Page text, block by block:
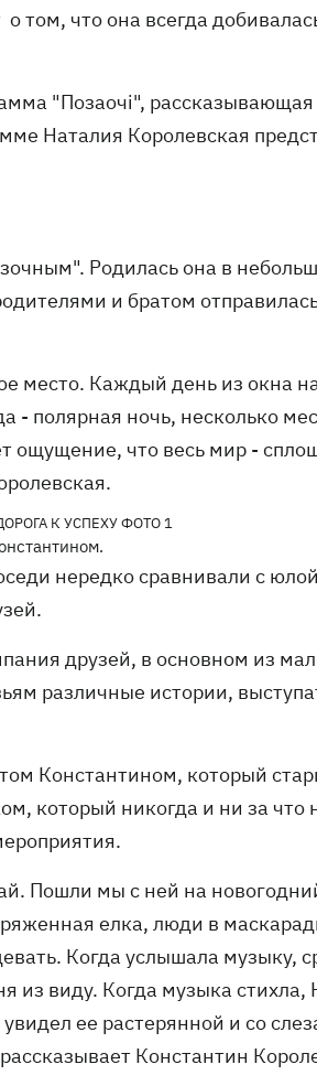
том, что она всегда
"Позаочi",
Наталия Королевская
Родилась она в
и братом
место. Каждый день из окна
полярная ночь, несколько
ощущение, что весь мир -
нередко сравнивали с
друзей, в основном из
различные истории,
Константином, который
который никогда и ни за что
Пошли мы с ней на
елка, люди в
Когда услышала музыку,
из виду. Когда музыка стихла,
ее растерянной и со
Константин